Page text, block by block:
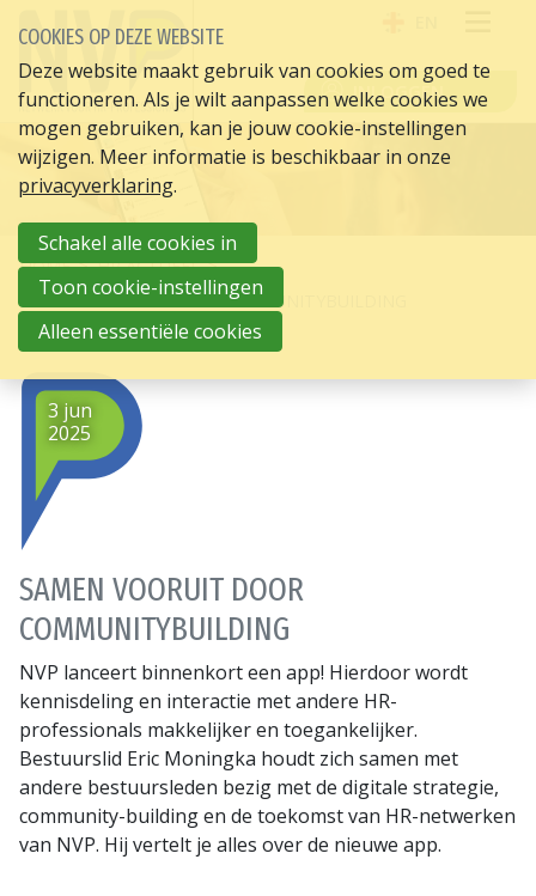
INLOGGEN
HOME
HR ACTUEEL
SAMEN VOORUIT DOOR COMMUNITYBUILDING
SAMEN VOORUIT DOOR
COMMUNITYBUILDING
3 jun
2025
NVP lanceert binnenkort een app! Hierdoor wordt
kennisdeling en interactie met andere HR-
professionals makkelijker en toegankelijker.
Bestuurslid Eric Moningka houdt zich samen met
andere bestuursleden bezig met de digitale strategie,
community-building en de toekomst van HR-netwerken
van NVP. Hij vertelt je alles over de nieuwe app.
COOKIES OP DEZE WEBSITE
Deze website maakt gebruik van cookies om goed te
functioneren. Als je wilt aanpassen welke cookies we
mogen gebruiken, kan je jouw cookie-instellingen
wijzigen. Meer informatie is beschikbaar in onze
privacyverklaring.
Schakel alle cookies in
Toon cookie-instellingen
Alleen essentiële cookies